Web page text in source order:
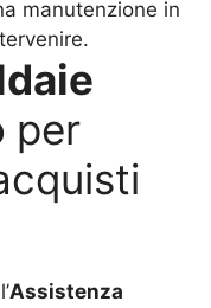
manutenzione in
per
Assistenza